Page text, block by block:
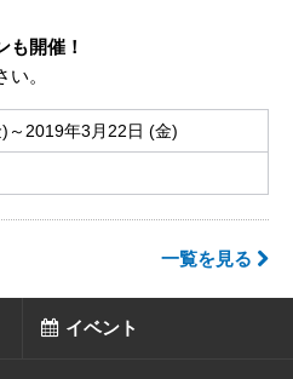
も開催！
。
～2019年3月22日 (金)
一覧を見る
イベント